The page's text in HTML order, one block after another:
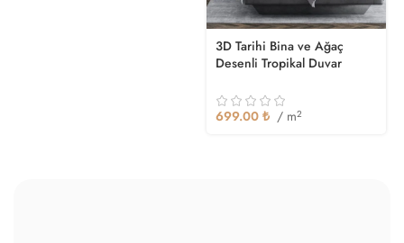
3D Tarihi Bina ve Ağaç
Desenli Tropikal Duvar
699.00 ₺ / m2